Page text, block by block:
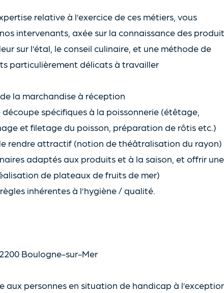
relative à l’exercice de ces métiers, vous
intervenants, axée sur la connaissance des
sur l’étal, le conseil culinaire, et une méthode de
particulièrement délicats à travailler
la marchandise à réception
spécifiques à la poissonnerie (étêtage,
et filetage du poisson, préparation de rôtis etc.)
rendre attractif (notion de théâtralisation du rayon)
adaptés aux produits et à la saison, et offrir une
de plateaux de fruits de mer)
inhérentes à l’hygiène / qualité.
Boulogne-sur-Mer
personnes en situation de handicap à